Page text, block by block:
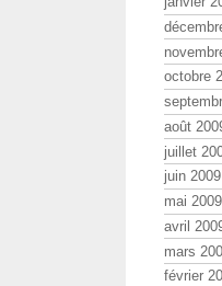
octobre
août
juillet
juin 2009
mai 2009
avril
mars
février